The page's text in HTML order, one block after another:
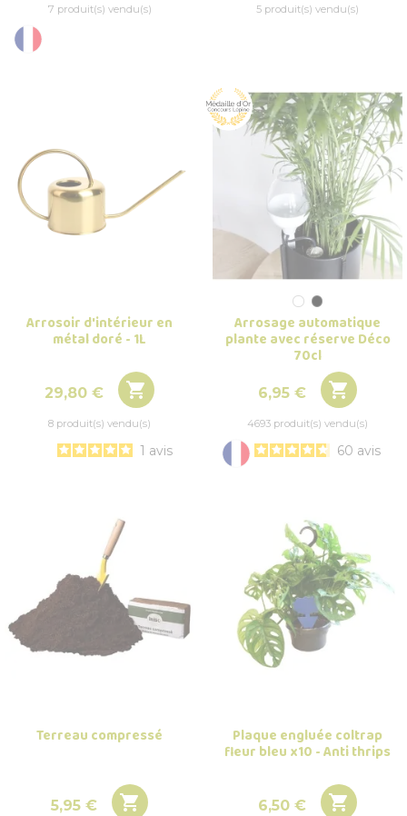
7 produit(s) vendu(s) 5 produit(s) vendu(s)
Arrosoir d'intérieur en
métal doré - 1L
Prix
29,80 € 
8 produit(s) vendu(s)
1 avis
Arrosage automatique
plante avec réserve Déco
70cl
Prix
6,95 € 
4693 produit(s) vendu(s)
60 avis
Terreau compressé
Prix
5,95 € 
Plaque engluée coltrap
fleur bleu x10 - Anti thrips
Prix
6,50 € 